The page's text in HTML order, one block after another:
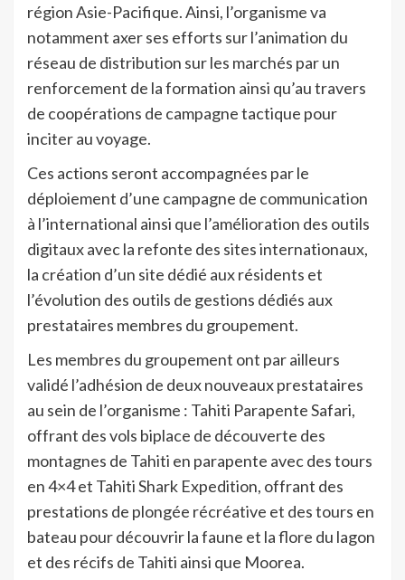
région Asie-Pacifique. Ainsi, l’organisme va
notamment axer ses efforts sur l’animation du
réseau de distribution sur les marchés par un
renforcement de la formation ainsi qu’au travers
de coopérations de campagne tactique pour
inciter au voyage.
Ces actions seront accompagnées par le
déploiement d’une campagne de communication
à l’international ainsi que l’amélioration des outils
digitaux avec la refonte des sites internationaux,
la création d’un site dédié aux résidents et
l’évolution des outils de gestions dédiés aux
prestataires membres du groupement.
Les membres du groupement ont par ailleurs
validé l’adhésion de deux nouveaux prestataires
au sein de l’organisme : Tahiti Parapente Safari,
offrant des vols biplace de découverte des
montagnes de Tahiti en parapente avec des tours
en 4×4 et Tahiti Shark Expedition, offrant des
prestations de plongée récréative et des tours en
bateau pour découvrir la faune et la flore du lagon
et des récifs de Tahiti ainsi que Moorea.